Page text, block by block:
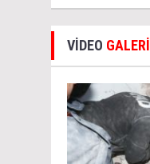
VİDEO GALERİ